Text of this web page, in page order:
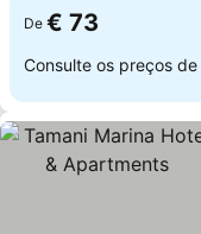
De € 73
Consulte os preços de